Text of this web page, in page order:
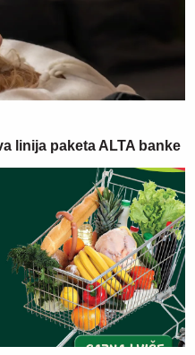
linija paketa ALTA banke